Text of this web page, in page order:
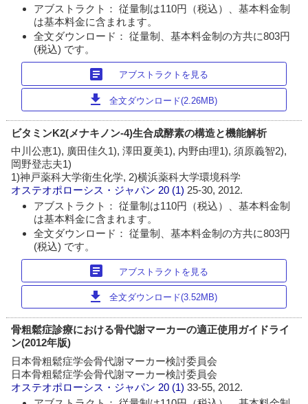
アブストラクト： 従量制は110円（税込）、基本料金制
は基本料金に含まれます。
全文ダウンロード： 従量制、基本料金制の方共に803円
(税込) です。
article アブストラクトを見る
download 全文ダウンロード(2.26MB)
ビタミンK2(メナキノン-4)生合成酵素の構造と機能解析
中川公恵1), 廣田佳久1), 澤田夏美1), 内野由理1), 須原義智2),
岡野登志夫1)
1)神戸薬科大学衛生化学, 2)横浜薬科大学環境科学
オステオポローシス・ジャパン 20 (1) 25-30, 2012.
アブストラクト： 従量制は110円（税込）、基本料金制
は基本料金に含まれます。
全文ダウンロード： 従量制、基本料金制の方共に803円
(税込) です。
article アブストラクトを見る
download 全文ダウンロード(3.52MB)
骨粗鬆症診療における骨代謝マーカーの適正使用ガイドライ
ン(2012年版)
日本骨粗鬆症学会骨代謝マーカー検討委員会
日本骨粗鬆症学会骨代謝マーカー検討委員会
オステオポローシス・ジャパン 20 (1)33-55, 2012.